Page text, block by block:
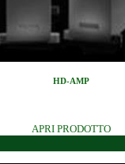
HD-AMP
APRI PRODOTTO